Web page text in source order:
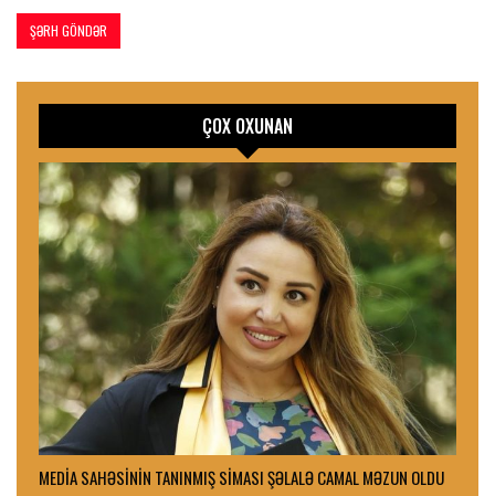
ÇOX OXUNAN
MEDİA SAHƏSİNİN TANINMIŞ SİMASI ŞƏLALƏ CAMAL MƏZUN OLDU